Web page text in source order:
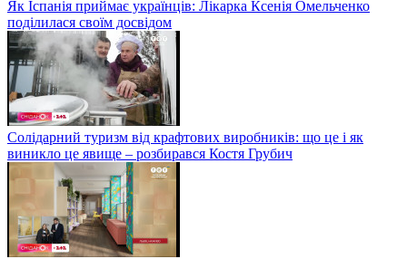
Як Іспанія приймає українців: Лікарка Ксенія Омельченко
поділилася своїм досвідом
Солідарний туризм від крафтових виробників: що це і як
виникло це явище – розбирався Костя Грубич